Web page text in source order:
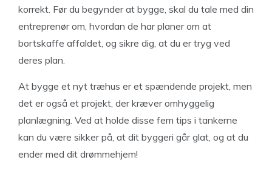
korrekt. Før du begynder at bygge, skal du tale med din
entreprenør om, hvordan de har planer om at
bortskaffe affaldet, og sikre dig, at du er tryg ved
deres plan.
At bygge et nyt træhus er et spændende projekt, men
det er også et projekt, der kræver omhyggelig
planlægning. Ved at holde disse fem tips i tankerne
kan du være sikker på, at dit byggeri går glat, og at du
ender med dit drømmehjem!